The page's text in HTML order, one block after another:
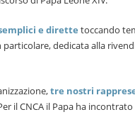
e dirette toccando
dedicata alla
tre nostri
il CNCA il Papa ha